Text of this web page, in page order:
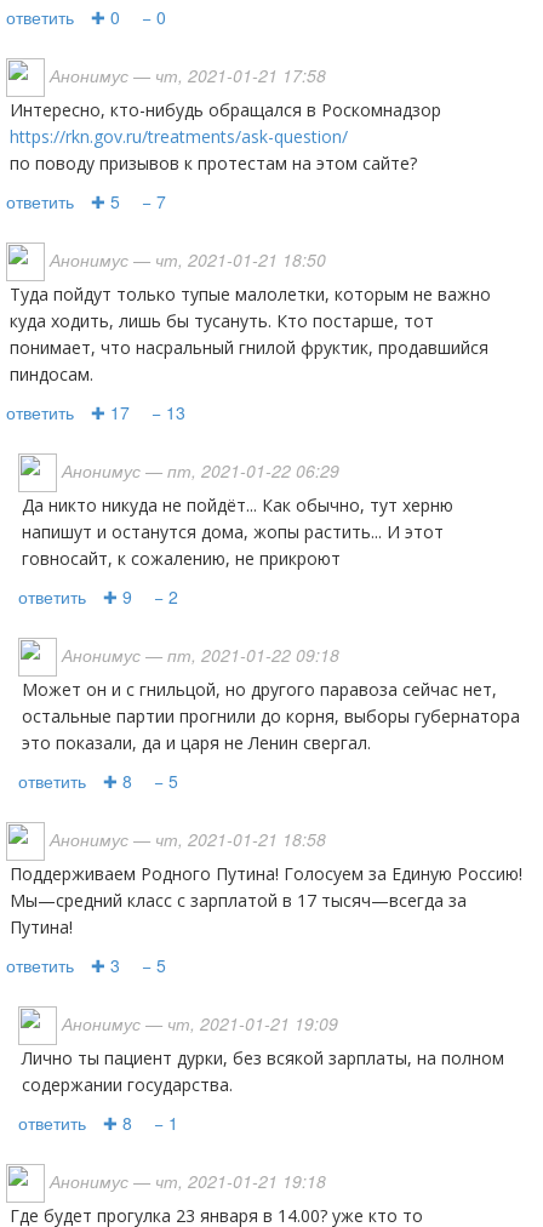
ответить ✚ 0 − 0
Анонимус — чт, 2021-01-21 17:58
Интересно, кто-нибудь обращался в Роскомнадзор
https://rkn.gov.ru/treatments/ask-question/
по поводу призывов к протестам на этом сайте?
ответить ✚ 5 − 7
Анонимус — чт, 2021-01-21 18:50
Туда пойдут только тупые малолетки, которым не важно
куда ходить, лишь бы тусануть. Кто постарше, тот
понимает, что насральный гнилой фруктик, продавшийся
пиндосам.
ответить ✚ 17 − 13
Анонимус — пт, 2021-01-22 06:29
Да никто никуда не пойдёт... Как обычно, тут херню
напишут и останутся дома, жопы растить... И этот
говносайт, к сожалению, не прикроют
ответить ✚ 9 − 2
Анонимус — пт, 2021-01-22 09:18
Может он и с гнильцой, но другого паравоза сейчас нет,
остальные партии прогнили до корня, выборы губернатора
это показали, да и царя не Ленин свергал.
ответить ✚ 8 − 5
Анонимус — чт, 2021-01-21 18:58
Поддерживаем Родного Путина! Голосуем за Единую Россию!
Мы—средний класс с зарплатой в 17 тысяч—всегда за
Путина!
ответить ✚ 3 − 5
Анонимус — чт, 2021-01-21 19:09
Лично ты пациент дурки, без всякой зарплаты, на полном
содержании государства.
ответить ✚ 8 − 1
Анонимус — чт, 2021-01-21 19:18
Где будет прогулка 23 января в 14.00? уже кто то